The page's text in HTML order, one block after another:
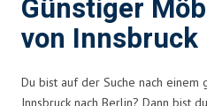
Günstiger
von
Du bist auf der Suche nach einem
Innsbruck nach Berlin? Dann bist